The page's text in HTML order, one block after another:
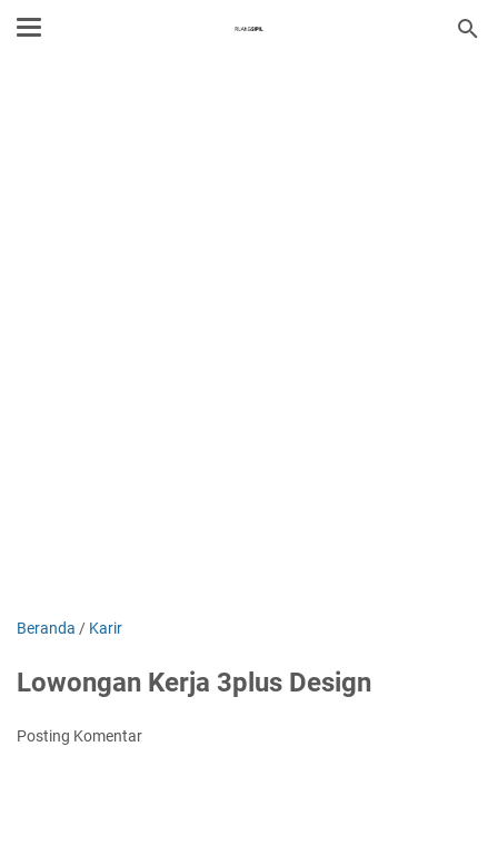
Beranda / Karir
Lowongan Kerja 3plus Design
Posting Komentar